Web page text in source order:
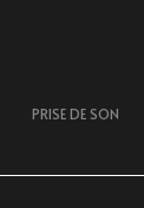
PRISE DE SON